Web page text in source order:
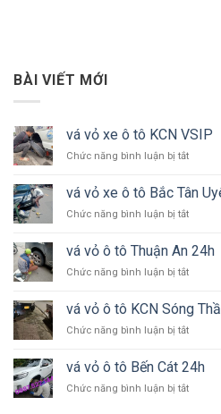
BÀI VIẾT MỚI
vá vỏ xe ô tô KCN VSIP
Chức năng bình luận bị tắtở
vỏ
xe
ô
KCN
vá vỏ xe ô tô Bắc Tân
Chức năng bình luận bị tắtở
vỏ
xe
ô
Bắc
Tân
Uyên
vá vỏ ô tô Thuận An 24h
Chức năng bình luận bị tắtở
ô
tô
An
vá vỏ ô tô KCN Sóng
Chức năng bình luận bị tắtở
vỏ
ô
tô
vá vỏ ô tô Bến Cát 24h
Chức năng bình luận bị tắtở